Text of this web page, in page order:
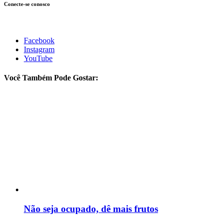
Conecte-se conosco
Facebook
Instagram
YouTube
Você Também Pode Gostar:
Não seja ocupado, dê mais frutos